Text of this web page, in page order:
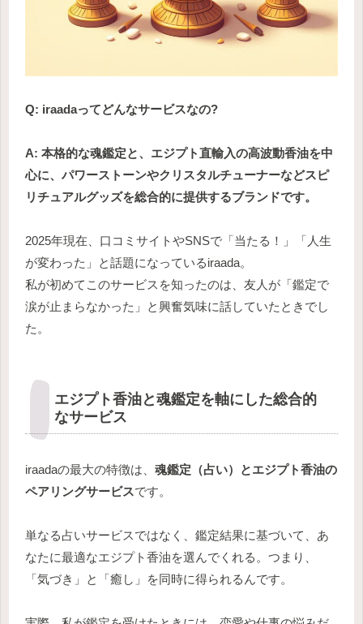
Q: iraadaってどんなサービスなの?
A: 本格的な魂鑑定と、エジプト直輸入の高波動香油を中
心に、パワーストーンやクリスタルチューナーなどスピ
リチュアルグッズを総合的に提供するブランドです。
2025年現在、口コミサイトやSNSで「当たる！」「人生
が変わった」と話題になっているiraada。
私が初めてこのサービスを知ったのは、友人が「鑑定で
涙が止まらなかった」と興奮気味に話していたときでし
た。
エジプト香油と魂鑑定を軸にした総合的
なサービス
iraadaの最大の特徴は、 魂鑑定（占い）とエジプト香油の
ペアリングサービスです。
単なる占いサービスではなく、鑑定結果に基づいて、あ
なたに最適なエジプト香油を選んでくれる。つまり、
「気づき」と「癒し」を同時に得られるんです。